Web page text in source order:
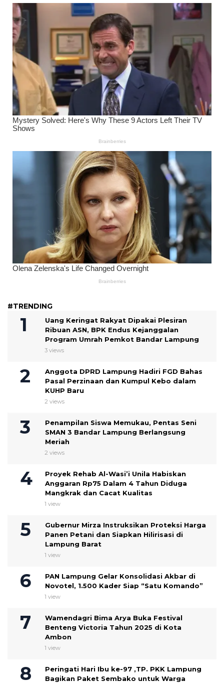
#TRENDING
Uang Keringat Rakyat Dipakai Plesiran
Ribuan ASN, BPK Endus Kejanggalan
Program Umrah Pemkot Bandar Lampung
3 views
Anggota DPRD Lampung Hadiri FGD Bahas
Pasal Perzinaan dan Kumpul Kebo dalam
KUHP Baru
2 views
Penampilan Siswa Memukau, Pentas Seni
SMAN 3 Bandar Lampung Berlangsung
Meriah
2 views
Proyek Rehab Al-Wasi’i Unila Habiskan
Anggaran Rp75 Dalam 4 Tahun Diduga
Mangkrak dan Cacat Kualitas
1 view
Gubernur Mirza Instruksikan Proteksi Harga
Panen Petani dan Siapkan Hilirisasi di
Lampung Barat
1 view
PAN Lampung Gelar Konsolidasi Akbar di
Novotel, 1.500 Kader Siap “Satu Komando”
1 view
Wamendagri Bima Arya Buka Festival
Benteng Victoria Tahun 2025 di Kota
Ambon
1 view
Peringati Hari Ibu ke-97 ,TP. PKK Lampung
Bagikan Paket Sembako untuk Warga